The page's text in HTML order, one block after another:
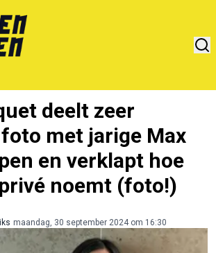
deelt zeer
met jarige Max
en verklapt hoe
noemt (foto!)
maandag, 30 september 2024 om 16:30